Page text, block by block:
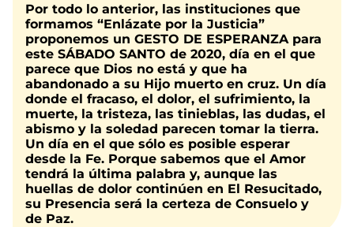
Por todo lo anterior, las instituciones que
formamos “Enlázate por la Justicia”
proponemos un GESTO DE ESPERANZA para
este SÁBADO SANTO de 2020, día en el que
parece que Dios no está y que ha
abandonado a su Hijo muerto en cruz. Un día
donde el fracaso, el dolor, el sufrimiento, la
muerte, la tristeza, las tinieblas, las dudas, el
abismo y la soledad parecen tomar la tierra.
Un día en el que sólo es posible esperar
desde la Fe. Porque sabemos que el Amor
tendrá la última palabra y, aunque las
huellas de dolor continúen en El Resucitado,
su Presencia será la certeza de Consuelo y
de Paz.